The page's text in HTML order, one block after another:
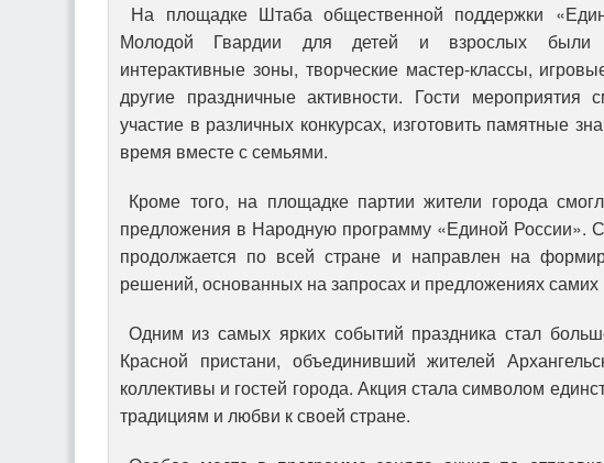
На площадке Штаба общественной поддержки
Молодой Гвардии для детей и взрослых были
интерактивные зоны, творческие мастер-классы,
другие праздничные активности. Гости мероприятия
участие в различных конкурсах, изготовить памятные
время вместе с семьями.
Кроме того, на площадке партии жители города
предложения в Народную программу «Единой России».
продолжается по всей стране и направлен на
решений, основанных на запросах и предложениях самих
Одним из самых ярких событий праздника стал
Красной пристани, объединивший жителей
коллективы и гостей города. Акция стала символом
традициям и любви к своей стране.